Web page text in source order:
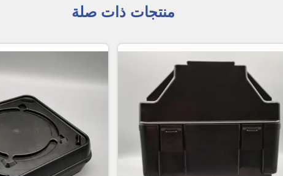
منتجات ذات صلة